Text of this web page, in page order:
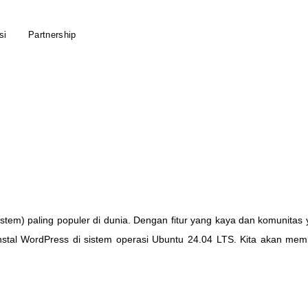
Partnership
) paling populer di dunia Dengan fitur yang kaya dan komunitas
WordPress di sistem operasi Ubuntu 24. 04 LTS. Kita akan